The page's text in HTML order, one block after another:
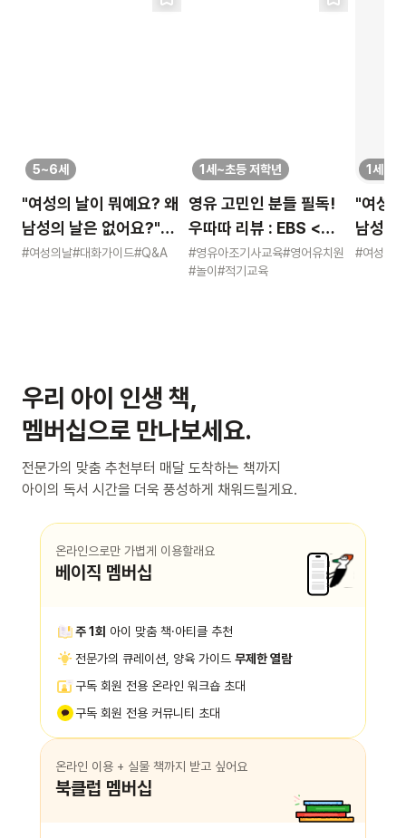
5~6세
"여성의 날이 뭐예요? 왜
남성의 날은 없어요?"
묻는 어린이에게 이렇게
#여성의날#대화가이드#Q&A
1세~초등 저학년
영유 고민인 분들 필독!
우따따 리뷰 : EBS <
영유아 사교육 보고서>
#영유아조기사교육#영어유치원
#놀이 #적기교육
1세~초
"여성
남성의
묻는
#여성의날
우리 아이 인생 책,
멤버십으로 만나보세요.
전문가의 맞춤 추천부터 매달 도착하는 책까지
아이의 독서 시간을 더욱 풍성하게 채워드릴게요.
온라인으로만 가볍게 이용할래요
베이직 멤버십
주 1회 아이 맞춤 책·아티클 추천
전문가의 큐레이션, 양육 가이드 무제한 열람
구독 회원 전용 온라인 워크숍 초대
구독 회원 전용 커뮤니티 초대
온라인 이용 + 실물 책까지 받고 싶어요
북클럽 멤버십